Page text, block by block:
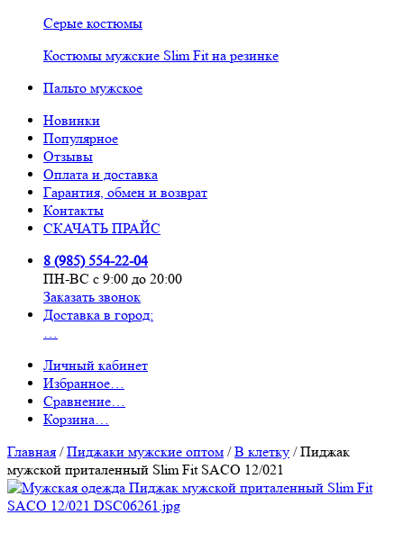
Серые костюмы
Костюмы мужские Slim Fit на резинке
Пальто мужское
Новинки
Популярное
Отзывы
Оплата и доставка
Гарантия, обмен и возврат
Контакты
СКАЧАТЬ ПРАЙС
8 (985) 554-22-04
ПН-ВС с 9:00 до 20:00
Заказать звонок
Доставка в город:
…
Личный кабинет
Избранное…
Сравнение…
Корзина…
Главная /Пиджаки мужские оптом /В клетку /Пиджак
мужской приталенный Slim Fit SACO 12/021